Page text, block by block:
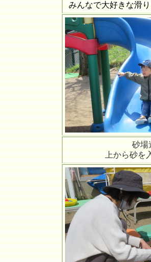
みんなで大好きな滑
砂場
上から砂